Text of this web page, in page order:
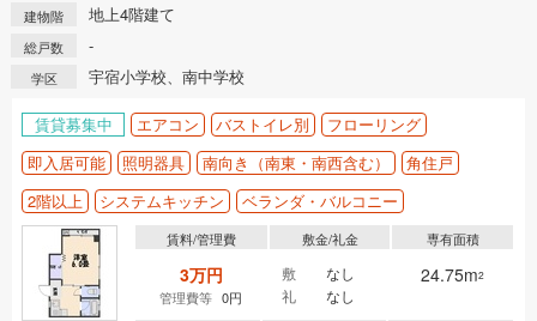
建物階 地上4階建て
総戸数 -
学区 宇宿小学校、南中学校
賃貸募集中 エアコン バストイレ別
フローリング
即入居可能
照明器具 南向き（南東・南西含む）
角住戸
2階以上
システムキッチン ベランダ・バルコニー
賃料/管理費
3万円
管理費等 0円
敷金/礼金
敷
なし
礼
なし
専有面積
24.75m2